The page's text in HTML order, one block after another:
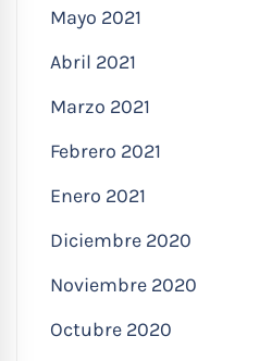
Mayo 2021
Abril 2021
Marzo 2021
Febrero 2021
Enero 2021
Diciembre 2020
Noviembre 2020
Octubre 2020